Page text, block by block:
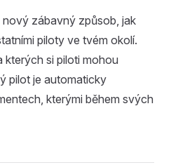
nový zábavný způsob, jak
piloty ve tvém okolí.
kterých si piloti mohou
pilot je automaticky
kterými během svých